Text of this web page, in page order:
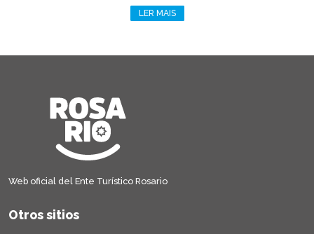
LER MAIS
Web oficial del Ente Turístico Rosario
Otros sitios